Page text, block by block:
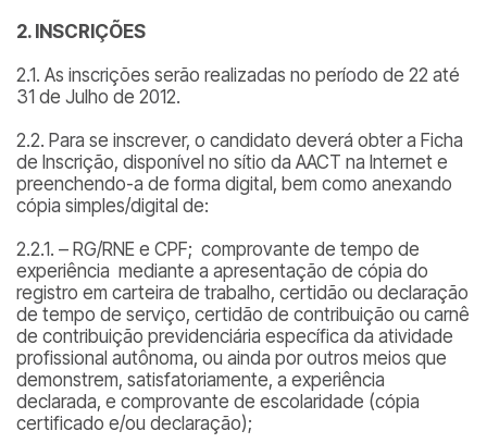
2. INSCRIÇÕES
2.1. As inscrições serão realizadas no período de 22 até
31 de Julho de 2012.
2.2. Para se inscrever, o candidato deverá obter a Ficha
de Inscrição, disponível no sítio da AACT na Internet e
preenchendo-a de forma digital, bem como anexando
cópia simples/digital de:
2.2.1. – RG/RNE e CPF; comprovante de tempo de
experiência mediante a apresentação de cópia do
registro em carteira de trabalho, certidão ou declaração
de tempo de serviço, certidão de contribuição ou carnê
de contribuição previdenciária específica da atividade
profissional autônoma, ou ainda por outros meios que
demonstrem, satisfatoriamente, a experiência
declarada, e comprovante de escolaridade (cópia
certificado e/ou declaração);